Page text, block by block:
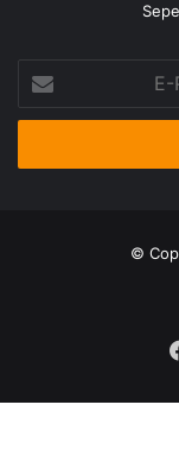
Posta
adresinizi
©